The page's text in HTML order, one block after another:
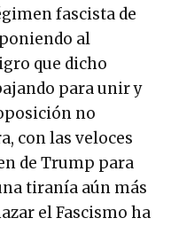
fascista de
al
que dicho
para unir y
no
con las veloces
de Trump para
tiranía aún más
el Fascismo ha